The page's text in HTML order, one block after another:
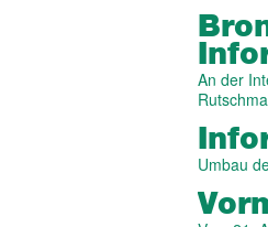
An der
Umbau